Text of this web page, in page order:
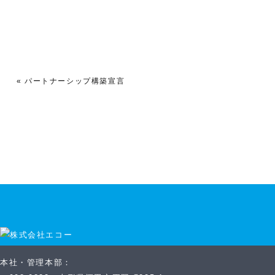
«パートナーシップ構築宣言
本社・管理本部：